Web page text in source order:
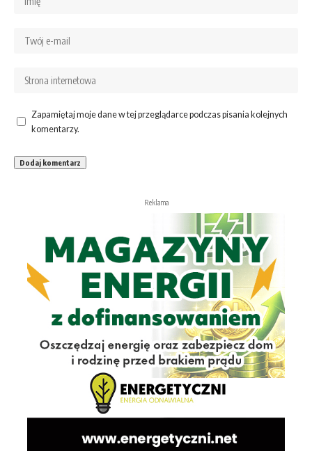
Zapamiętaj moje dane w tej przeglądarce podczas pisania kolejnych
komentarzy.
Reklama